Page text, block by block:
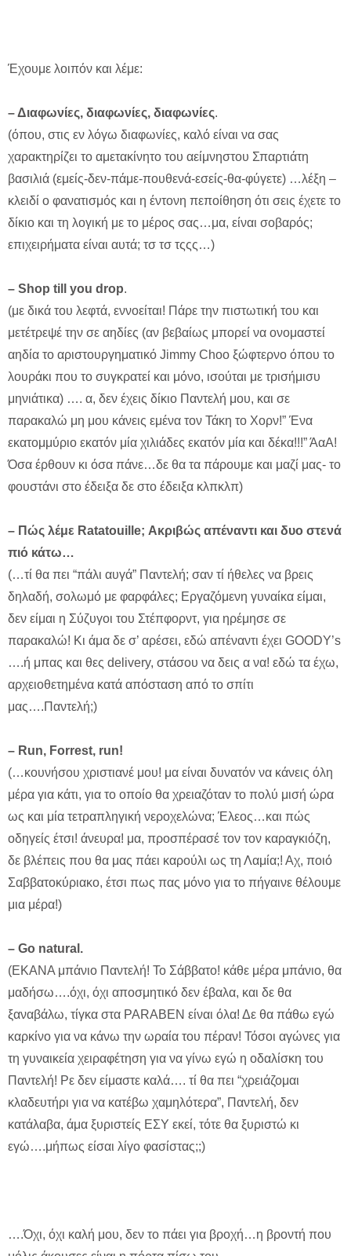
Έχουμε λοιπόν και λέμε:
– Διαφωνίες, διαφωνίες, διαφωνίες.
(όπου, στις εν λόγω διαφωνίες, καλό είναι να σας
χαρακτηρίζει το αμετακίνητο του αείμνηστου Σπαρτιάτη
βασιλιά (εμείς-δεν-πάμε-πουθενά-εσείς-θα-φύγετε) …λέξη –
κλειδί ο φανατισμός και η έντονη πεποίθηση ότι σεις έχετε το
δίκιο και τη λογική με το μέρος σας…μα, είναι σοβαρός;
επιχειρήματα είναι αυτά; τσ τσ τςςς…)
– Shop till you drop.
(με δικά του λεφτά, εννοείται! Πάρε την πιστωτική του και
μετέτρεψέ την σε αηδίες (αν βεβαίως μπορεί να ονομαστεί
αηδία το αριστουργηματικό Jimmy Choo ξώφτερνο όπου το
λουράκι που το συγκρατεί και μόνο, ισούται με τρισήμισυ
μηνιάτικα) …. α, δεν έχεις δίκιο Παντελή μου, και σε
παρακαλώ μη μου κάνεις εμένα τον Τάκη το Χορν!” Ένα
εκατομμύριο εκατόν μία χιλιάδες εκατόν μία και δέκα!!!” ΆαΑ!
Όσα έρθουν κι όσα πάνε…δε θα τα πάρουμε και μαζί μας- το
φουστάνι στο έδειξα δε στο έδειξα κλπκλπ)
– Πώς λέμε Ratatouille; Ακριβώς απέναντι και δυο στενά
πιό κάτω…
(…τί θα πει “πάλι αυγά” Παντελή; σαν τί ήθελες να βρεις
δηλαδή, σολωμό με φαρφάλες; Εργαζόμενη γυναίκα είμαι,
δεν είμαι η Σύζυγοι του Στέπφορντ, για ηρέμησε σε
παρακαλώ! Κι άμα δε σ’ αρέσει, εδώ απέναντι έχει GOODY’s
….ή μπας και θες delivery, στάσου να δεις α να! εδώ τα έχω,
αρχειοθετημένα κατά απόσταση από το σπίτι
μας….Παντελή;)
– Run, Forrest, run!
(…κουνήσου χριστιανέ μου! μα είναι δυνατόν να κάνεις όλη
μέρα για κάτι, για το οποίο θα χρειαζόταν το πολύ μισή ώρα
ως και μία τετραπληγική νεροχελώνα; Έλεος…και πώς
οδηγείς έτσι! άνευρα! μα, προσπέρασέ τον τον καραγκιόζη,
δε βλέπεις που θα μας πάει καρούλι ως τη Λαμία;! Αχ, ποιό
Σαββατοκύριακο, έτσι πως πας μόνο για το πήγαινε θέλουμε
μια μέρα!)
– Go natural.
(ΕΚΑΝΑ μπάνιο Παντελή! Το Σάββατο! κάθε μέρα μπάνιο, θα
μαδήσω….όχι, όχι αποσμητικό δεν έβαλα, και δε θα
ξαναβάλω, τίγκα στα PARABEN είναι όλα! Δε θα πάθω εγώ
καρκίνο για να κάνω την ωραία του πέραν! Τόσοι αγώνες για
τη γυναικεία χειραφέτηση για να γίνω εγώ η οδαλίσκη του
Παντελή! Ρε δεν είμαστε καλά…. τί θα πει “χρειάζομαι
κλαδευτήρι για να κατέβω χαμηλότερα”, Παντελή, δεν
κατάλαβα, άμα ξυριστείς ΕΣΥ εκεί, τότε θα ξυριστώ κι
εγώ….μήπως είσαι λίγο φασίστας;;)
….Όχι, όχι καλή μου, δεν το πάει για βροχή…η βροντή που